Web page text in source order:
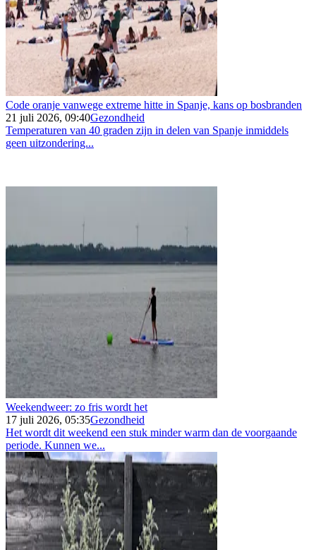
Code oranje vanwege extreme hitte in Spanje, kans op bosbranden
21 juli 2026, 09:40Gezondheid
Temperaturen van 40 graden zijn in delen van Spanje inmiddels
geen uitzondering...
Weekendweer: zo fris wordt het
17 juli 2026, 05:35Gezondheid
Het wordt dit weekend een stuk minder warm dan de voorgaande
periode. Kunnen we...